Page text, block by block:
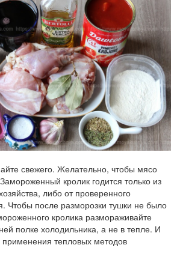
свежего. Желательно, чтобы мясо
кролик годится только из
либо от проверенного
Чтобы после разморозки тушки не было
кролика размораживайте
полке холодильника, а не в тепле. И
тепловых методов